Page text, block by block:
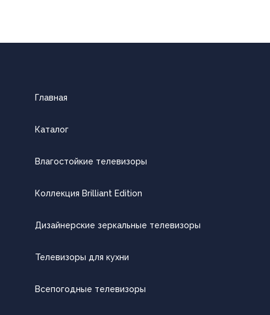
Главная
Каталог
Влагостойкие телевизоры
Коллекция Brilliant Edition
Дизайнерские зеркальные телевизоры
Телевизоры для кухни
Всепогодные телевизоры